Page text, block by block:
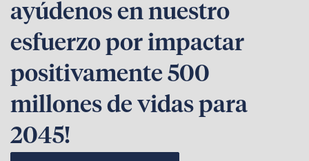
ayúdenos en nuestro
esfuerzo por impactar
positivamente 500
millones de vidas para
2045!